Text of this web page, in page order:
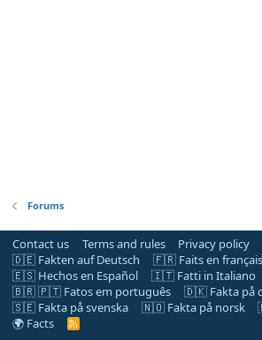
Forums
Contact us Terms and rules Privacy policy
🇩🇪 Fakten auf Deutsch
🇫🇷 Faits en français
🇪🇸 Hechos en Español
🇮🇹 Fatti in Italiano
🇧🇷 🇵🇹 Fatos em português
🇩🇰 Fakta på
🇸🇪 Fakta på svenska
🇳🇴 Fakta på norsk
🌍 Facts
R